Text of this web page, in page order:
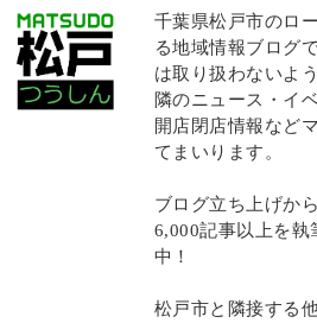
千葉県松戸市のロ
る地域情報ブログ
は取り扱わないよ
隣のニュース・イ
開店閉店情報など
てまいります。
ブログ立ち上げか
6,000記事以上を執
中！
松戸市と隣接する